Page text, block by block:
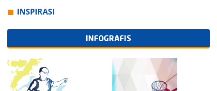
INSPIRASI
INFOGRAFIS